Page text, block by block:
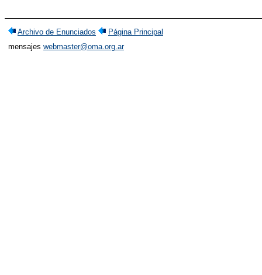
Archivo de Enunciados
Página Principal
mensajes webmaster@oma.org.ar